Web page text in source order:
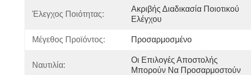
Έλεγχος Ποιότητας:
Ακριβής Διαδικασία Ποιοτικού
Ελέγχου
Μέγεθος Προϊόντος: Προσαρμοσμένο
Ναυτιλία:
Οι Επιλογές Αποστολής
Μπορούν Να Προσαρμοστούν